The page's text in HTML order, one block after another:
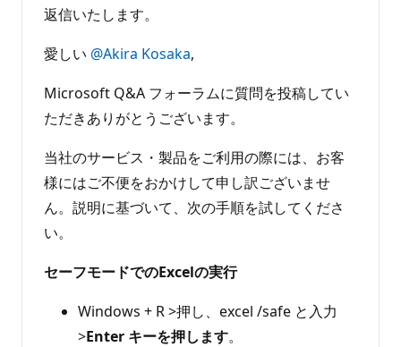
返信いたします。
愛しい @Akira Kosaka,
Microsoft Q&A フォーラムに質問を投稿してい
ただきありがとうございます。
当社のサービス・製品をご利用の際には、お客
様にはご不便をおかけして申し訳ございませ
ん。説明に基づいて、次の手順を試してくださ
い。
セーフモードでのExcelの実行
Windows + R >押し、excel /safe と入力
>Enter キーを押します。